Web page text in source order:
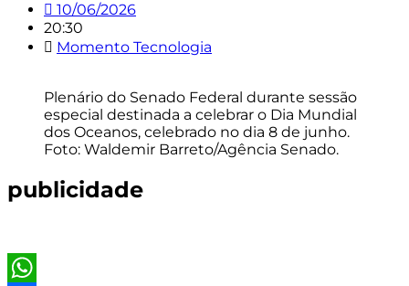
10/06/2026
20:30
Momento Tecnologia
Plenário do Senado Federal durante sessão
especial destinada a celebrar o Dia Mundial
dos Oceanos, celebrado no dia 8 de junho.
Foto: Waldemir Barreto/Agência Senado.
publicidade